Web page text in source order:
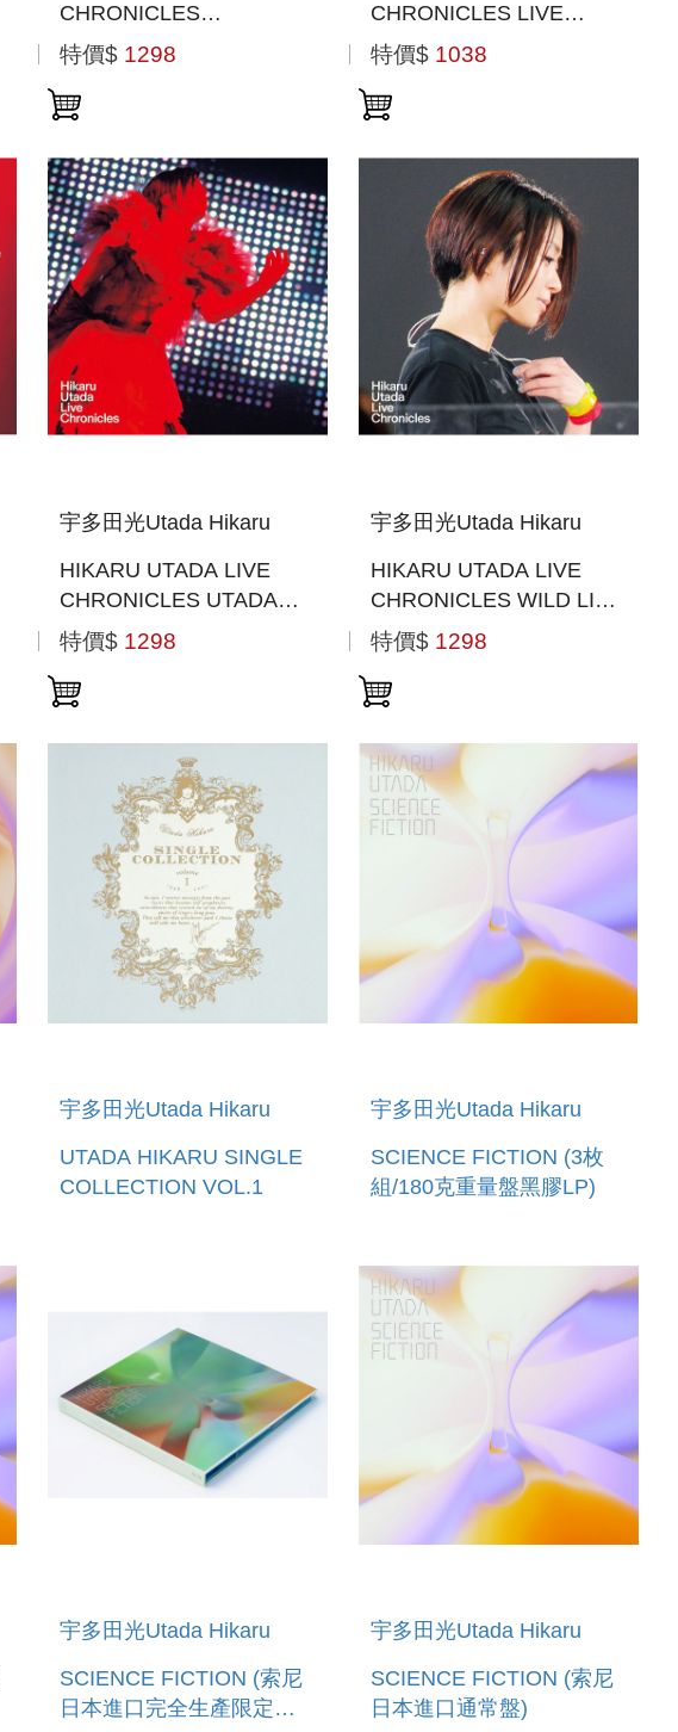
CHRONICLES
LAUGHTER IN THE
DARK TOUR 2018 (日本
進口BLU-RAY)
特價$ 1298
CHRONICLES LIVE
SESSIONS FROM AIR
STUDIOS (2022)(日本進
口(BLU-RAY))
特價$ 1038
宇多田光Utada Hikaru
HIKARU UTADA LIVE
CHRONICLES UTADA
UNITED 2006 (日本進口版
(BLU-RAY))
特價$ 1298
宇多田光Utada Hikaru
HIKARU UTADA LIVE
CHRONICLES WILD LIFE
(2010) (日本進口版(BLU-
RAY))
特價$ 1298
宇多田光Utada Hikaru
UTADA HIKARU SINGLE
COLLECTION VOL.1
宇多田光Utada Hikaru
SCIENCE FICTION (3枚
組/180克重量盤黑膠LP)
宇多田光Utada Hikaru
SCIENCE FICTION (索尼
日本進口完全生產限定盤
宇多田光Utada Hikaru
SCIENCE FICTION (索尼
日本進口通常盤)